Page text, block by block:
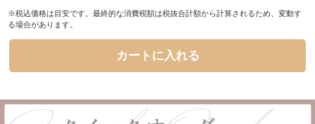
※税込価格は目安です。最終的な消費税額は税抜合計額から計算されるため、変動す
る場合があります。
カートに入れる